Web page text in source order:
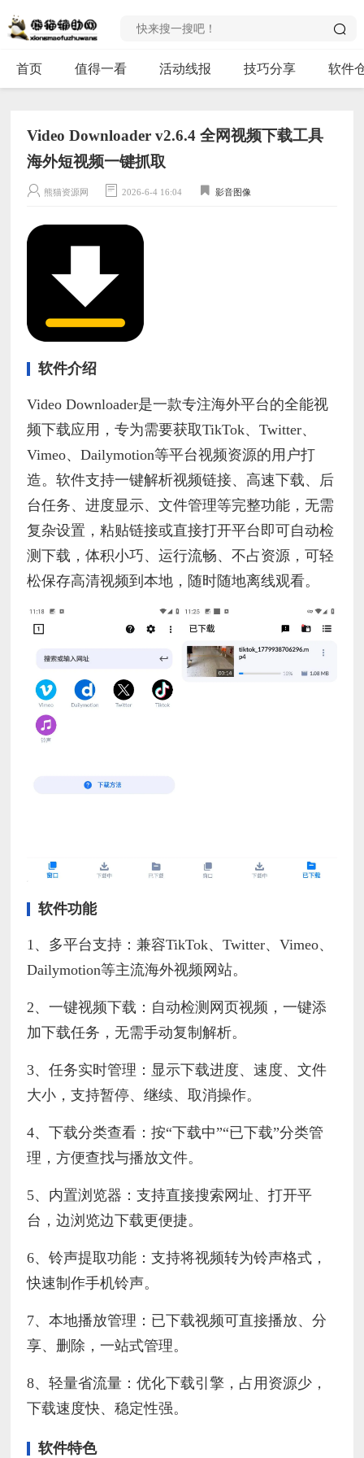
首页 值得一看 活动线报 技巧分享 软件
Video Downloader v2.6.4 全网视频下载工具
海外短视频一键抓取
熊猫资源网 2026-6-4 16:04 影音图像
软件介绍
Video Downloader是一款专注海外平台的全能视
频下载应用，专为需要获取TikTok、Twitter、
Vimeo、Dailymotion等平台视频资源的用户打
造。软件支持一键解析视频链接、高速下载、后
台任务、进度显示、文件管理等完整功能，无需
复杂设置，粘贴链接或直接打开平台即可自动检
测下载，体积小巧、运行流畅、不占资源，可轻
松保存高清视频到本地，随时随地离线观看。
软件功能
1、多平台支持：兼容TikTok、Twitter、Vimeo、
Dailymotion等主流海外视频网站。
2、一键视频下载：自动检测网页视频，一键添
加下载任务，无需手动复制解析。
3、任务实时管理：显示下载进度、速度、文件
大小，支持暂停、继续、取消操作。
4、下载分类查看：按“下载中”“已下载”分类管
理，方便查找与播放文件。
5、内置浏览器：支持直接搜索网址、打开平
台，边浏览边下载更便捷。
6、铃声提取功能：支持将视频转为铃声格式，
快速制作手机铃声。
7、本地播放管理：已下载视频可直接播放、分
享、删除，一站式管理。
8、轻量省流量：优化下载引擎，占用资源少，
下载速度快、稳定性强。
软件特色